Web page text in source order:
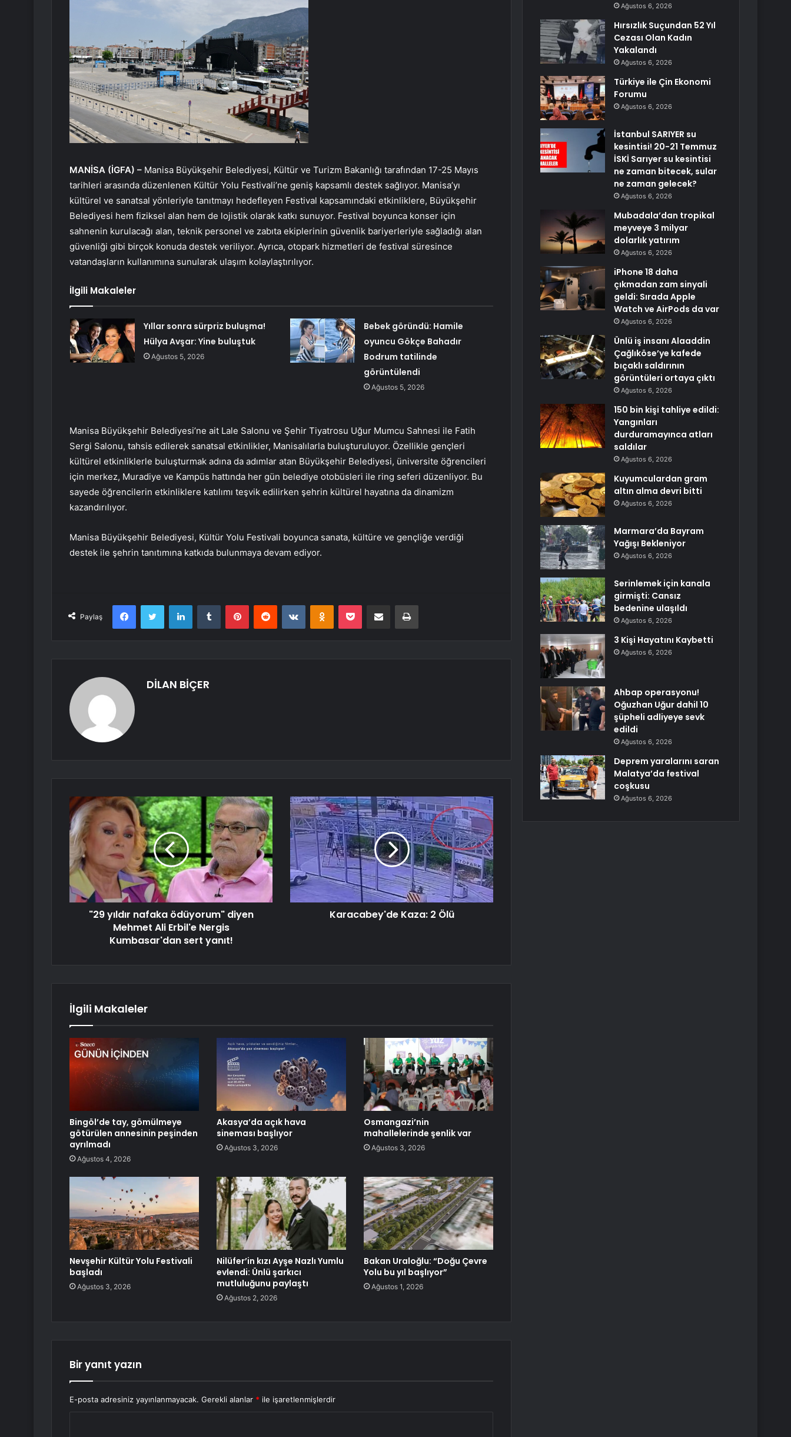
MANİSA (İGFA) – Manisa Büyükşehir Belediyesi, Kültür ve Turizm Bakanlığı tarafından 17-25 Mayıs
tarihleri arasında düzenlenen Kültür Yolu Festivali’ne geniş kapsamlı destek sağlıyor. Manisa’yı
kültürel ve sanatsal yönleriyle tanıtmayı hedefleyen Festival kapsamındaki etkinliklere, Büyükşehir
Belediyesi hem fiziksel alan hem de lojistik olarak katkı sunuyor. Festival boyunca konser için
sahnenin kurulacağı alan, teknik personel ve zabıta ekiplerinin güvenlik bariyerleriyle sağladığı alan
güvenliği gibi birçok konuda destek veriliyor. Ayrıca, otopark hizmetleri de festival süresince
vatandaşların kullanımına sunularak ulaşım kolaylaştırılıyor.
İlgili Makaleler
Yıllar sonra sürpriz buluşma!
Hülya Avşar: Yine buluştuk
Ağustos 5, 2026
Bebek göründü: Hamile
oyuncu Gökçe Bahadır
Bodrum tatilinde
görüntülendi
Ağustos 5, 2026
Manisa Büyükşehir Belediyesi’ne ait Lale Salonu ve Şehir Tiyatrosu Uğur Mumcu Sahnesi ile Fatih
Sergi Salonu, tahsis edilerek sanatsal etkinlikler, Manisalılarla buluşturuluyor. Özellikle gençleri
kültürel etkinliklerle buluşturmak adına da adımlar atan Büyükşehir Belediyesi, üniversite öğrencileri
için merkez, Muradiye ve Kampüs hattında her gün belediye otobüsleri ile ring seferi düzenliyor. Bu
sayede öğrencilerin etkinliklere katılımı teşvik edilirken şehrin kültürel hayatına da dinamizm
kazandırılıyor.
Manisa Büyükşehir Belediyesi, Kültür Yolu Festivali boyunca sanata, kültüre ve gençliğe verdiği
destek ile şehrin tanıtımına katkıda bulunmaya devam ediyor.
Paylaş
FacebookTwitter LinkedInTumblr PinterestReddit VKontakteOdnoklassniki
Pocket E-Posta ile paylaş Yazdır
DİLAN BİÇER
"29 yıldır nafaka ödüyorum" diyen
Mehmet Ali Erbil'e Nergis
Kumbasar'dan sert yanıt!
Karacabey'de Kaza: 2 Ölü
İlgili Makaleler
Bingöl’de tay, gömülmeye
götürülen annesinin peşinden
ayrılmadı
Ağustos 4, 2026
Akasya’da açık hava
sineması başlıyor
Ağustos 3, 2026
Osmangazi’nin
mahallelerinde şenlik var
Ağustos 3, 2026
Nevşehir Kültür Yolu Festivali
başladı
Ağustos 3, 2026
Nilüfer’in kızı Ayşe Nazlı Yumlu
evlendi: Ünlü şarkıcı
mutluluğunu paylaştı
Ağustos 2, 2026
Bakan Uraloğlu: “Doğu Çevre
Yolu bu yıl başlıyor”
Ağustos 1, 2026
Bir yanıt yazın
E-posta adresiniz yayınlanmayacak. Gerekli alanlar * ile işaretlenmişlerdir
Ağustos 6, 2026
Hırsızlık Suçundan 52 Yıl
Cezası Olan Kadın
Yakalandı
Ağustos 6, 2026
Türkiye ile Çin Ekonomi
Forumu
Ağustos 6, 2026
İstanbul SARIYER su
kesintisi! 20-21 Temmuz
İSKİ Sarıyer su kesintisi
ne zaman bitecek, sular
ne zaman gelecek?
Ağustos 6, 2026
Mubadala’dan tropikal
meyveye 3 milyar
dolarlık yatırım
Ağustos 6, 2026
iPhone 18 daha
çıkmadan zam sinyali
geldi: Sırada Apple
Watch ve AirPods da var
Ağustos 6, 2026
Ünlü iş insanı Alaaddin
Çağlıköse’ye kafede
bıçaklı saldırının
görüntüleri ortaya çıktı
Ağustos 6, 2026
150 bin kişi tahliye edildi:
Yangınları
durduramayınca atları
saldılar
Ağustos 6, 2026
Kuyumculardan gram
altın alma devri bitti
Ağustos 6, 2026
Marmara’da Bayram
Yağışı Bekleniyor
Ağustos 6, 2026
Serinlemek için kanala
girmişti: Cansız
bedenine ulaşıldı
Ağustos 6, 2026
3 Kişi Hayatını Kaybetti
Ağustos 6, 2026
Ahbap operasyonu!
Oğuzhan Uğur dahil 10
şüpheli adliyeye sevk
edildi
Ağustos 6, 2026
Deprem yaralarını saran
Malatya’da festival
coşkusu
Ağustos 6, 2026